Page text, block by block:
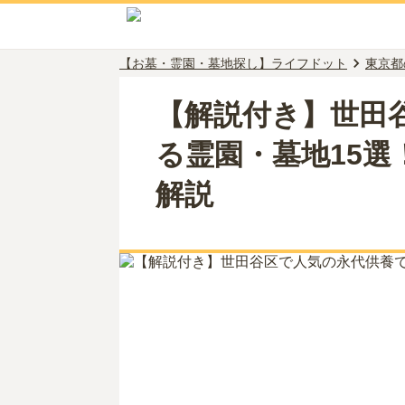
【お墓・霊園・墓地探し】ライフドット 東京
【解説付き】世
る霊園・墓地15選
解説